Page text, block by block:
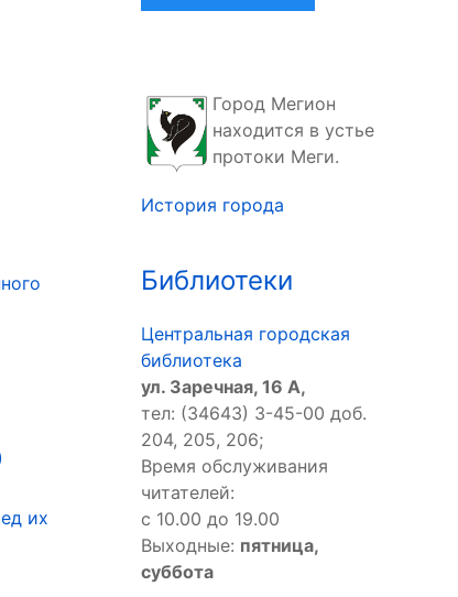
их
Город Мегион
находится в устье
протоки Меги.
История города
Библиотеки
Центральная городская
библиотека
ул. Заречная, 16 А,
тел: (34643) 3-45-00 доб.
204, 205, 206;
Время обслуживания
читателей:
с 10.00 до 19.00
Выходные: пятница,
суббота